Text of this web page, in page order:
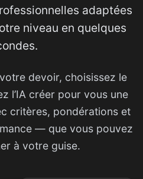
adaptées
niveau en quelques
devoir, choisissez le
l’IA créer pour vous une
critères, pondérations et
— que vous pouvez
à votre guise.